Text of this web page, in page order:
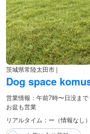
茨城県常陸太田市 |
Dog space
営業情報：午前7時〜日没ま
お盆も営業
リアルタイム：ー（情報なし）